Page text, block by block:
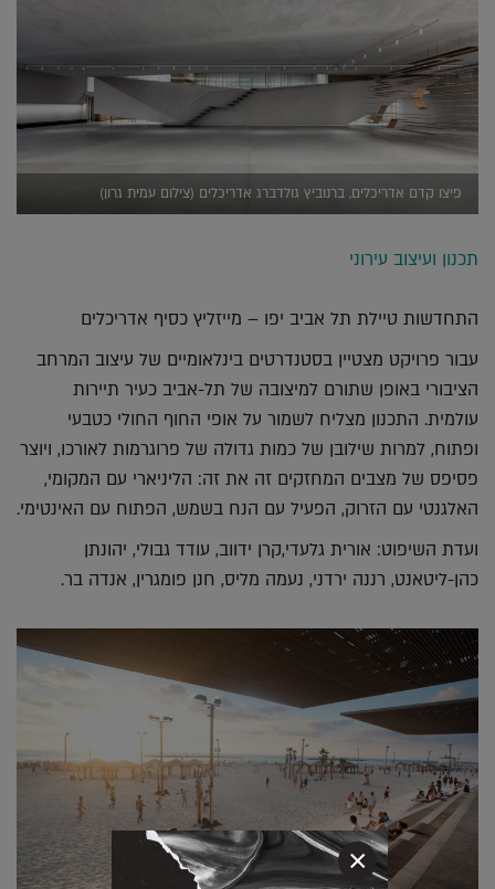
פיצו קדם אדריכלים, ברנוביץ גולדברג אדריכלים (צילום עמית גרון)
תכנון ועיצוב עירוני
התחדשות טיילת תל אביב יפו – מייזליץ כסיף אדריכלים
עבור פרויקט מצטיין בסטנדרטים בינלאומיים של עיצוב המרחב
הציבורי באופן שתורם למיצובה של תל-אביב כעיר תיירות
עולמית. התכנון מצליח לשמור על אופי החוף החולי כטבעי
ופתוח, למרות שילובן של כמות גדולה של פרוגרמות לאורכו, ויוצר
פסיפס של מצבים המחזקים זה את זה: הליניארי עם המקומי,
האלגנטי עם הזרוק, הפעיל עם הנח בשמש, הפתוח עם האינטימי.
ועדת השיפוט: אורית גלעדי,קרן ידווב, עודד גבולי, יהונתן
כהן-ליטאנט, רננה ירדני, נעמה מליס, חנן פומגרין, אנדה בר.
×